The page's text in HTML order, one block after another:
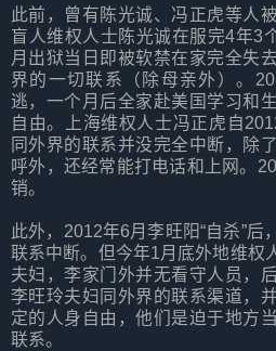
此前，曾有陈光诚、冯正虎等人
盲人维权人士陈光诚在服完4年3
月出狱当日即被软禁在家完全失
界的一切联系（除母亲外）。
逃，一个月后全家赴美国学习和
自由。上海维权人士冯正虎自
同外界的联系并没完全中断，除
呼外，还经常能打电话和上网。
销。
此外，2012年6月李旺阳“自杀”后
联系中断。但今年1月底外地维权
夫妇，李家门外并无看守人员，
李旺玲夫妇同外界的联系渠道，
定的人身自由，他们是迫于地方
联系。